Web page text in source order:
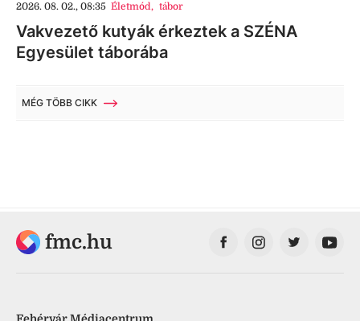
2026. 08. 02., 08:35 Életmód, tábor
Vakvezető kutyák érkeztek a SZÉNA
Egyesület táborába
MÉG TÖBB CIKK
fmc.hu